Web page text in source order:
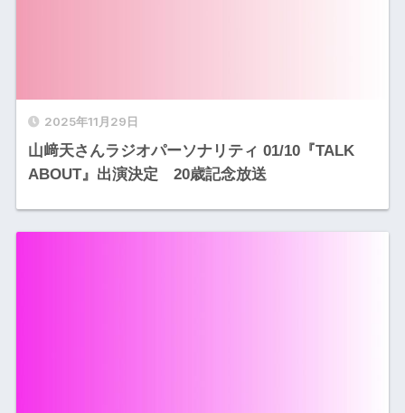
2025年11月29日
山﨑天さんラジオパーソナリティ 01/10『TALK
ABOUT』出演決定 20歳記念放送